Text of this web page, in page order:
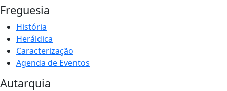
Freguesia
História
Heráldica
Caracterização
Agenda de Eventos
Autarquia